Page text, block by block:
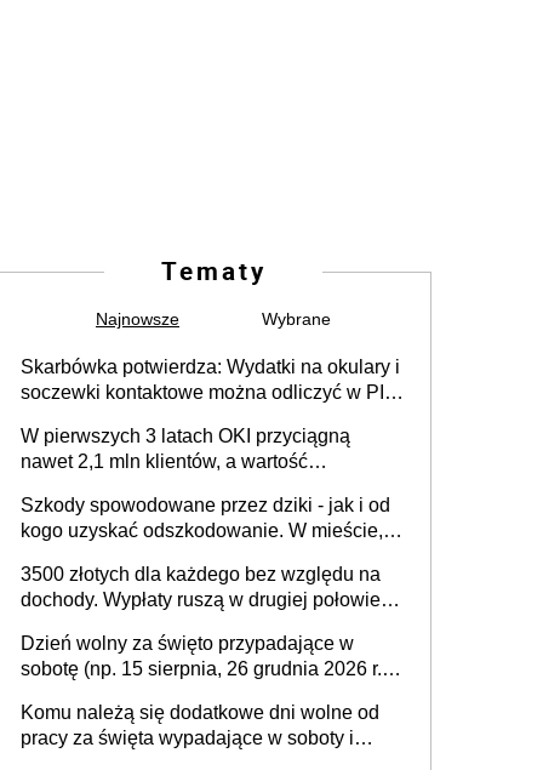
Tematy
Najnowsze Wybrane
Skarbówka potwierdza: Wydatki na okulary i
soczewki kontaktowe można odliczyć w PIT.
niepełnosprawności. Częściowe
dofinansowanie (np. z zfśs) pomniejsza
odliczenie
W pierwszych 3 latach OKI przyciągną
nawet 2,1 mln klientów, a wartość
mld zł
Szkody spowodowane przez dziki - jak i od
kogo uzyskać odszkodowanie. W mieście,
3500 złotych dla każdego bez względu na
dochody. Wypłaty ruszą w drugiej połowie
Dzień wolny za święto przypadające w
sobotę (np. 15 sierpnia, 26 grudnia 2026 r.) –
pracodawcy (sektor prywatny i administracja
publiczna), najczęstsze pytania
Komu należą się dodatkowe dni wolne od
pracy za święta wypadające w soboty i